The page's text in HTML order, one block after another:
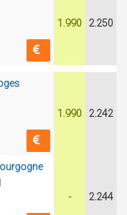
1.990 2.250
1.990 2.242
- 2.244